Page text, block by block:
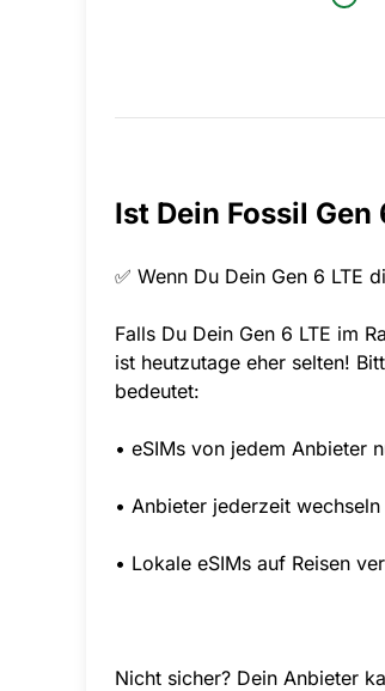
Ist Dein Fossil
✅ Wenn Du Dein Gen 6 LTE
Falls Du Dein Gen 6 LTE im
ist heutzutage eher selten!
bedeutet:
• eSIMs von jedem Anbieter
• Anbieter jederzeit wechseln
• Lokale eSIMs auf Reisen
Nicht sicher? Dein Anbieter